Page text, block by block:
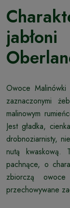
Owoce
zaznaczonymi
malinowym
Jest gładka,
drobnoziarnisty,
nutą kwaskową.
pachnące, o
zbiorczą
przechowywane